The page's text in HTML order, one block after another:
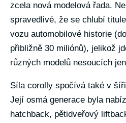
zcela nová modelová řada.
spravedlivé, že se chlubí
vozu automobilové historie
přibližně 30 miliónů), jelikož
různých modelů nesoucích
Síla corolly spočívá také v
Její osmá generace byla
hatchback, pětidveřový